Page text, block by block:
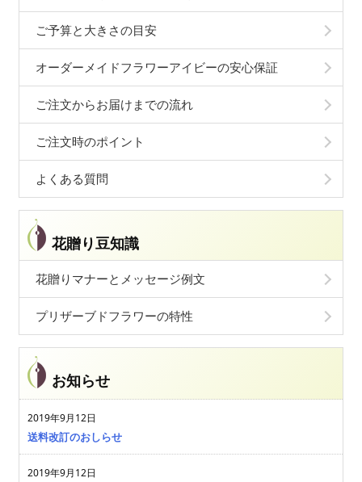
ご予算と大きさの目安
オーダーメイドフラワーアイビーの安心保証
ご注文からお届けまでの流れ
ご注文時のポイント
よくある質問
花贈り豆知識
花贈りマナーとメッセージ例文
プリザーブドフラワーの特性
お知らせ
2019年9月12日
送料改訂のおしらせ
2019年9月12日